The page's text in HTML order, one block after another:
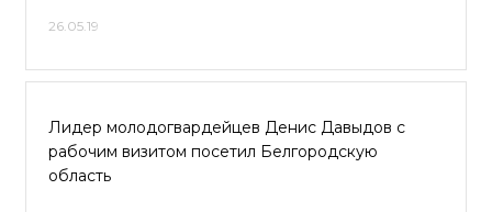
26.05.19
Лидер молодогвардейцев Денис Давыдов с
рабочим визитом посетил Белгородскую
область